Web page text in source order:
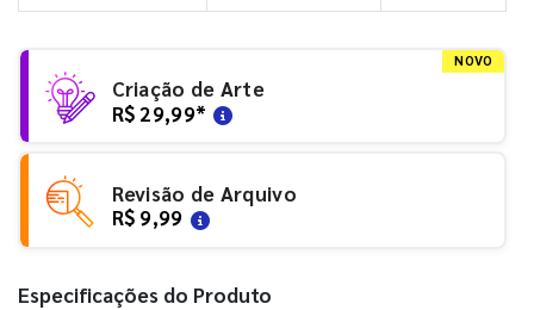
NOVO
Criação de Arte
R$ 29,99*
Revisão de Arquivo
R$ 9,99
Especificações do Produto